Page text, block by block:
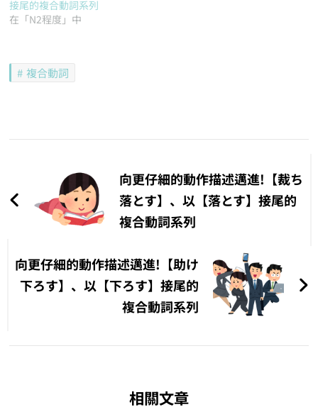
接尾的複合動詞系列
在「N2程度」中
複合動詞
導
向更仔細的動作描述邁進!【裁ち
落とす】、以【落とす】接尾的
複合動詞系列
向更仔細的動作描述邁進!【助け
下ろす】、以【下ろす】接尾的
複合動詞系列
相關文章